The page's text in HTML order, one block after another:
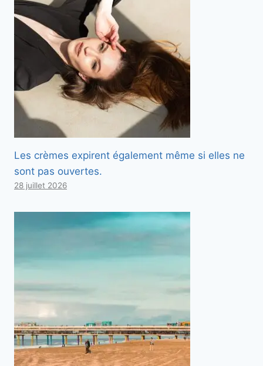
Les crèmes expirent également même si elles ne
sont pas ouvertes.
28 juillet 2026